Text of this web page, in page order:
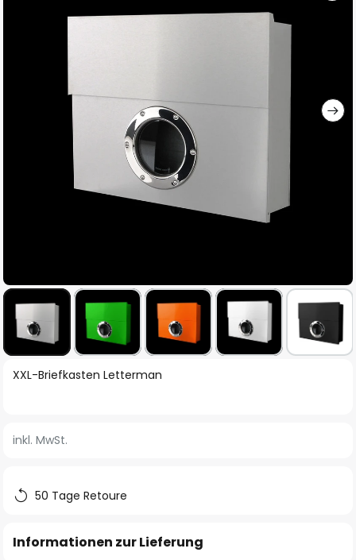
Zum
springen
XXL-Briefkasten Letterman
inkl. MwSt.
50 Tage Retoure
Informationen zur Lieferung